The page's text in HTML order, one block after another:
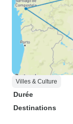
Villes & Culture
Durée
Destinations